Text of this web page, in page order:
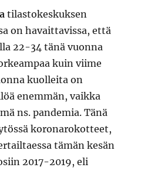
tilastokeskuksen
on havaittavissa, että
22-34 tänä vuonna
kuin viime
kuolleita on
enemmän, vaikka
ns. pandemia. Tänä
koronarokotteet,
tämän kesän
2017-2019, eli